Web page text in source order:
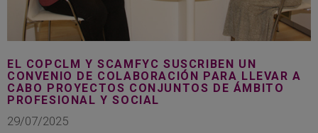
EL COPCLM Y SCAMFYC SUSCRIBEN UN
CONVENIO DE COLABORACIÓN PARA LLEVAR A
CABO PROYECTOS CONJUNTOS DE ÁMBITO
PROFESIONAL Y SOCIAL
29/07/2025